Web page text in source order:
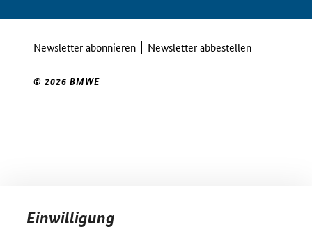
Newsletter abonnieren Newsletter abbestellen
© 2026 BMWE
Einwilligung